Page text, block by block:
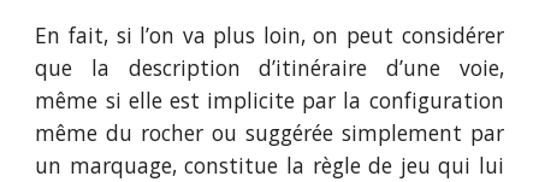
En fait, si l’on va plus loin, on peut considérer
que la description d’itinéraire d’une voie,
même si elle est implicite par la configuration
même du rocher ou suggérée simplement par
un marquage, constitue la règle de jeu qui lui